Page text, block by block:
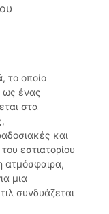
, το οποίο
ως ένας
στα
και
εστιατορίου
ατμόσφαιρα,
μια
συνδυάζεται